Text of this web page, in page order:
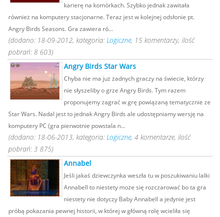
karierę na komórkach. Szybko jednak zawitała
również na komputery stacjonarne. Teraz jest w kolejnej odsłonie pt.
Angry Birds Seasons. Gra zawiera ró...
(dodano: 18-09-2012, kategoria: Logiczne, 15 komentarzy, ilość
pobrań: 8 603)
Angry Birds Star Wars
Chyba nie ma już żadnych graczy na świecie, którzy
nie słyszeliby o grze Angry Birds. Tym razem
proponujemy zagrać w grę powiązaną tematycznie ze
Star Wars. Nadal jest to jednak Angry Birds ale udostępniamy wersję na
komputery PC (gra pierwotnie powstala n...
(dodano: 18-06-2013, kategoria: Logiczne, 4 komentarze, ilość
pobrań: 3 875)
Annabel
Jeśli jakaś dziewczynka weszła tu w poszukiwaniu lalki
Annabell to niestety może się rozczarować bo ta gra
niestety nie dotyczy Baby Annabell a jedynie jest
próbą pokazania pewnej historii, w której w główną rolę wcieliła się